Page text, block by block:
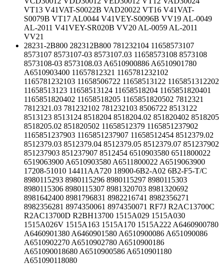
VT13 V41VAT-S0022B VAD20022 VT16 V41VAT-
S0079B VT17 AL0044 V41VEY-S0096B VV19 AL-0049
AL-2011 V41VEY-SR020B VV20 AL-0059 AL-2011
VV21
28231-2B800 282312B800 781232104 11658573107
8573107 8573107-03 8573107.03 11658573108 8573108
8573108-03 8573108.03 A6510900886 A6510901780
A6510903400 11657812321 1165781232102
1165781232103 11658506722 11658513122 1165851312202
11658513123 11658513124 11658518204 1165851820401
1165851820402 11658518205 1165851820502 7812321
7812321.03 781232102 781232103 8506722 8513122
8513123 8513124 8518204 8518204.02 851820402 8518205
8518205.02 851820502 11658512379 1165851237902
1165851237903 1165851237907 11658512454 8512379.02
8512379.03 8512379.04 8512379.05 8512379.07 851237902
851237903 851237907 8512454 6510903580 6511800022
6519063900 A6510903580 A6511800022 A6519063900
17208-51010 14411AA720 18900-6B2-A02 6B2-F5-T/C
8980115293 8980115296 8980115297 8980115303
8980115306 8980115307 8981320703 8981320692
8981642400 8981796831 8982216741 8982356271
8982356281 8974350061 8974350071 RF7J R2AC13700C
R2AC13700D R2BH13700 1515A029 1515A030
1515A026V 1515A163 1515A170 1515A222 A6460900780
A6460901380 A6460901580 A6510900086 A651090086
A6510902270 A6510902780 A6510900186
A651090018680 A6510900586 A6510901180
A651090118080